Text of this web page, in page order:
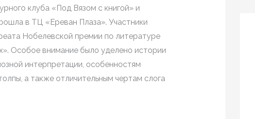
клуба «Под Вязом с книгой» и
в ТЦ «Ереван Плаза». Участники
Нобелевской премии по литературе
Особое внимание было уделено истории
интерпретации, особенностям
а также отличительным чертам слога